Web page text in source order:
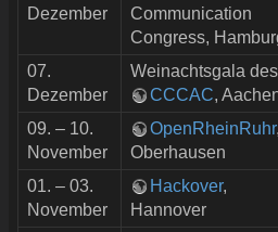
Dezember
Communication
Congress,
07.
Dezember
Weinachtsgala des
CCCAC,
09. – 10.
November
OpenRheinRuhr,
Oberhausen
01. – 03.
November
Hackover,
Hannover